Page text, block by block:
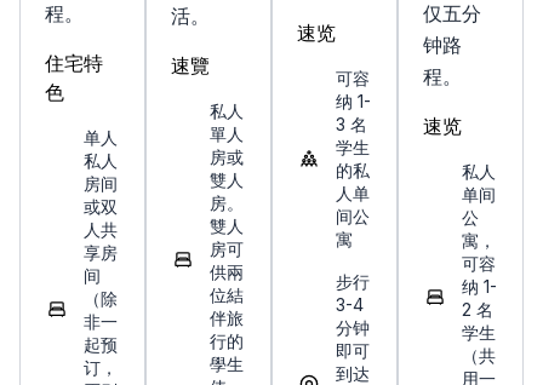
程。
住宅特
色
单人
私人
房间
或双
人共
享房
间
（除
非一
起预
订，
活。
速覽
私人
單人
房或
雙人
房。
雙人
房可
供兩
位結
伴旅
行的
學生
速览
可容
纳 1-
3 名
学生
的私
人单
间公
寓
步行
3-4
分钟
即可
到达
仅五分
钟路
程。
速览
私人
单间
公
寓，
可容
纳 1-
2 名
学生
（共
用一